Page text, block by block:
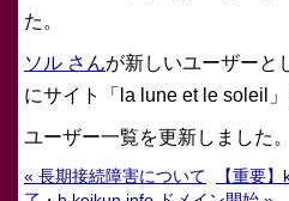
た。
ソル さんが新しいユーザーと
にサイト「la lune et le soleil」
ユーザー一覧を更新しました。
« 長期接続障害について
【重要